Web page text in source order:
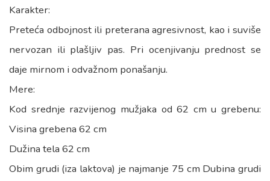
Karakter:
Preteća odbojnost ili preterana agresivnost, kao i suviše
nervozan ili plašljiv pas. Pri ocenjivanju prednost se
daje mirnom i odvažnom ponašanju.
Mere:
Kod srednje razvijenog mužjaka od 62 cm u grebenu:
Visina grebena 62 cm
Dužina tela 62 cm
Obim grudi (iza laktova) je najmanje 75 cm Dubina grudi